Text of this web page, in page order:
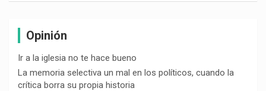
Opinión
Ir a la iglesia no te hace bueno
La memoria selectiva un mal en los políticos, cuando la
crítica borra su propia historia